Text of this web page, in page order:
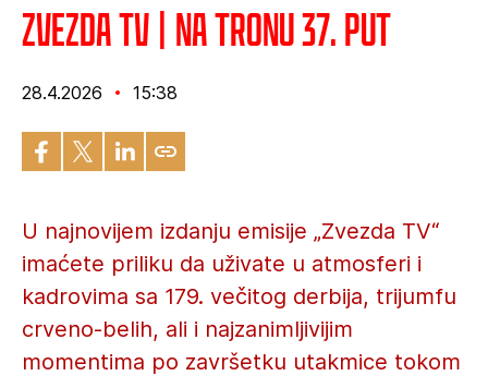
Zvezda TV | Na tronu 37. put
28.4.2026 15:38
U najnovijem izdanju emisije „Zvezda TV“
imaćete priliku da uživate u atmosferi i
kadrovima sa 179. večitog derbija, trijumfu
crveno-belih, ali i najzanimljivijim
momentima po završetku utakmice tokom